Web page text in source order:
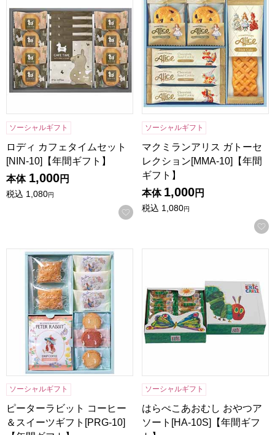
ソーシャルギフト
ロディ カフェタイムセット
[NIN-10]【年間ギフト】
本体 1,000円
税込 1,080円
お気に入りに登録する
ソーシャルギフト
マクミランアリス ガトーセ
レクション[MMA-10]【年間
ギフト】
本体 1,000円
税込 1,080円
ピーターラビット コーヒー＆スイーツギフト[PRG-10]【年
ソーシャルギフト
ピーターラビット コーヒー
＆スイーツギフト[PRG-10]
ソーシャルギフト
はらぺこあおむし おやつア
ソート[HA-10S]【年間ギフ